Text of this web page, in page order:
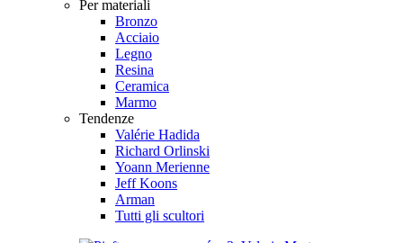
Per materiali
Bronzo
Acciaio
Legno
Resina
Ceramica
Marmo
Tendenze
Valérie Hadida
Richard Orlinski
Yoann Merienne
Jeff Koons
Arman
Tutti gli scultori